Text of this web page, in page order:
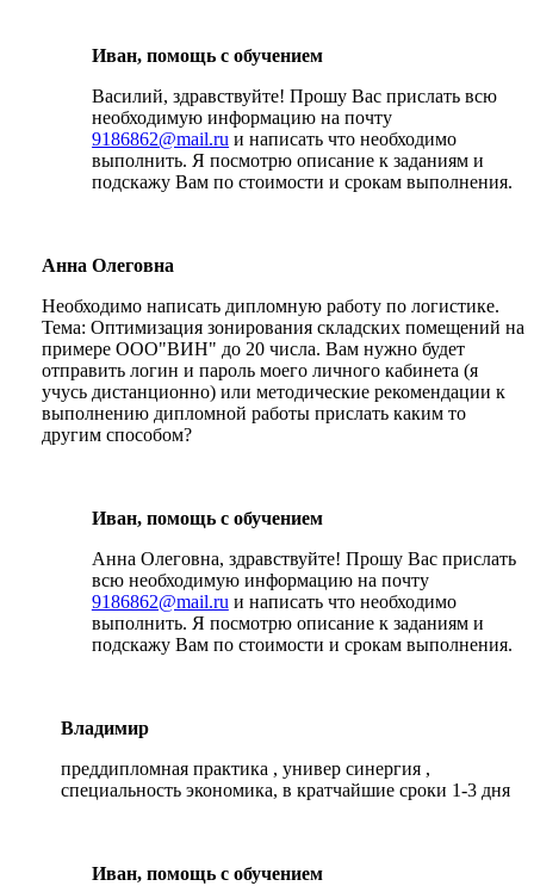
Иван, помощь с обучением
Василий, здравствуйте! Прошу Вас прислать всю
необходимую информацию на почту
9186862@mail.ru и написать что необходимо
выполнить. Я посмотрю описание к заданиям и
подскажу Вам по стоимости и срокам выполнения.
Анна Олеговна
Необходимо написать дипломную работу по логистике.
Тема: Оптимизация зонирования складских помещений на
примере ООО"ВИН" до 20 числа. Вам нужно будет
отправить логин и пароль моего личного кабинета (я
учусь дистанционно) или методические рекомендации к
выполнению дипломной работы прислать каким то
другим способом?
Иван, помощь с обучением
Анна Олеговна, здравствуйте! Прошу Вас прислать
всю необходимую информацию на почту
9186862@mail.ru и написать что необходимо
выполнить. Я посмотрю описание к заданиям и
подскажу Вам по стоимости и срокам выполнения.
Владимир
преддипломная практика , универ синергия ,
специальность экономика, в кратчайшие сроки 1-3 дня
Иван, помощь с обучением